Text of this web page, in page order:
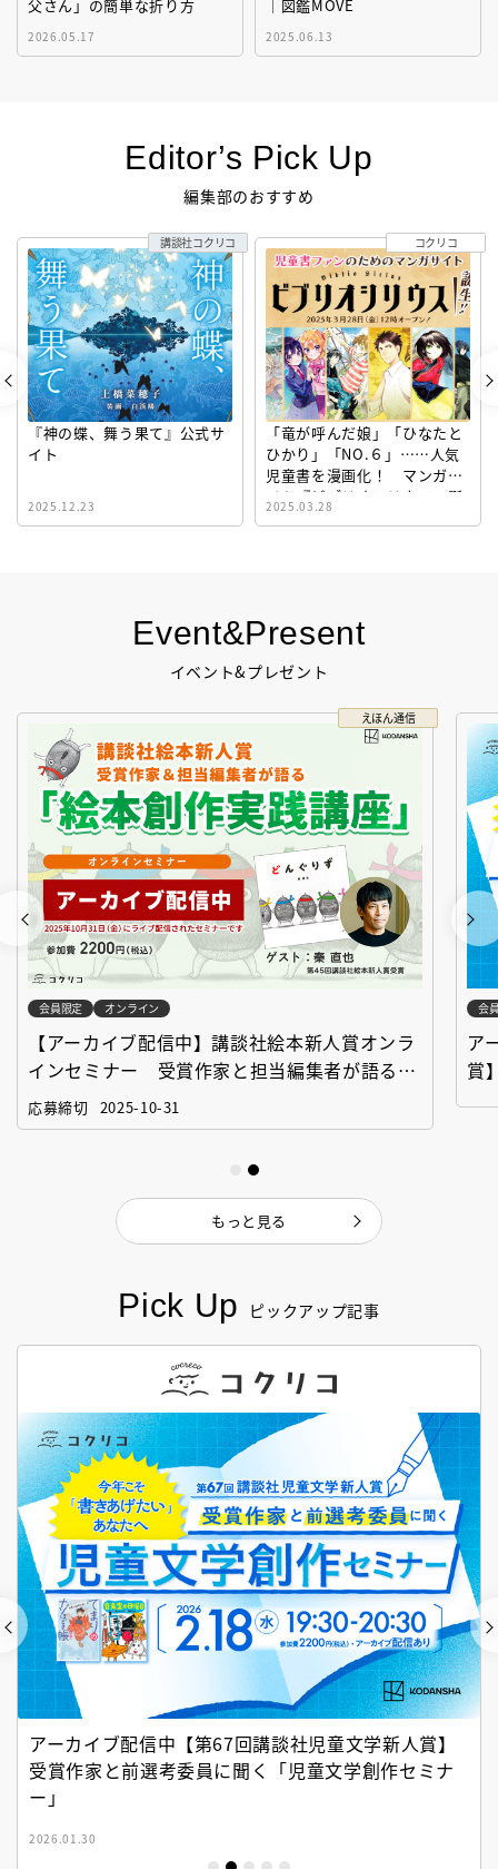
Pick Up ピックアップ記事
アーカイブ配信中【第67回講談社児童文学新人賞】
受賞作家と前選考委員に聞く「児童文学創作セミナ
ー」
2026.01.30
Event&Present
イベント&プレゼント
えほん通信
会員限定 オンライン
【アーカイブ配信中】講談社絵本新人賞オンラ
インセミナー 受賞作家と担当編集者が語る
「絵本創作実践講座」
応募締切 2025-10-31
会
ア
賞
もっと見る
父さん」の簡単な折り方
2026.05.17
｜図鑑MOVE
2025.06.13
Editor’s Pick Up
編集部のおすすめ
『神の蝶、舞う果て』公式サ
イト
2025.12.23
講談社コクリコ
「竜が呼んだ娘」「ひなたと
ひかり」「NO.６」……人気
児童書を漫画化！ マンガサ
イト『ビブリオシリウス』誕
生！
2025.03.28
コクリコ